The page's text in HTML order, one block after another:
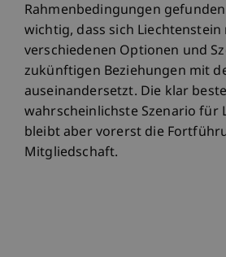
Rahmenbedingungen
wichtig, dass sich Liechtenstein
verschiedenen Optionen und
zukünftigen Beziehungen mit
auseinandersetzt. Die klar
wahrscheinlichste Szenario für
bleibt aber vorerst die
Mitgliedschaft.